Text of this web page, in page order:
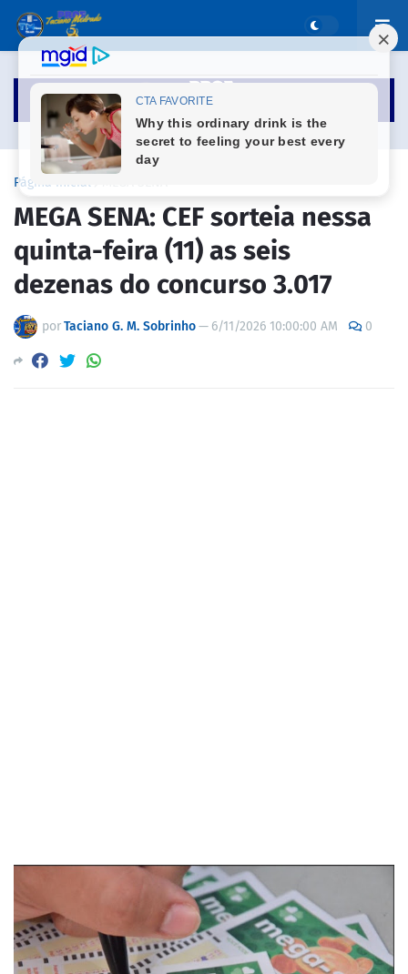
Página inicial
MEGA SENA: CEF sorteia nessa
quinta-feira (11) as seis
dezenas do concurso 3.017
porTaciano G. M. Sobrinho— 6/11/2026 10:00:00 AM 0